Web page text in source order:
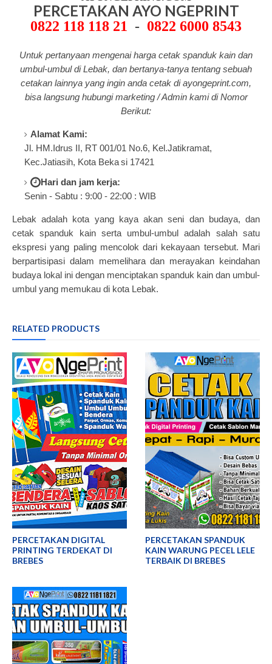
PERCETAKAN AYO NGEPRINT
0822 118 118 21 - 0822 6000 8543
Untuk pertanyaan mengenai harga cetak spanduk kain dan
umbul-umbul di Lebak, dan bertanya-tanya tentang sebuah
cetakan lainnya yang ingin anda cetak di ayongeprint.com,
bisa langsung hubungi marketing / Admin kami di Nomor
Berikut:
Alamat Kami:
Jl. HM.Idrus II, RT 001/01 No.6, Kel.Jatikramat,
Kec.Jatiasih, Kota Bekasi 17421
Hari dan jam kerja:
Senin - Sabtu : 9:00 - 22:00 : WIB
Lebak adalah kota yang kaya akan seni dan budaya, dan
cetak spanduk kain serta umbul-umbul adalah salah satu
ekspresi yang paling mencolok dari kekayaan tersebut. Mari
berpartisipasi dalam memelihara dan merayakan keindahan
budaya lokal ini dengan menciptakan spanduk kain dan umbul-
umbul yang memukau di kota Lebak.
RELATED PRODUCTS
PERCETAKAN DIGITAL
PRINTING TERDEKAT DI
BREBES
PERCETAKAN SPANDUK
KAIN WARUNG PECEL LELE
TERBAIK DI BREBES